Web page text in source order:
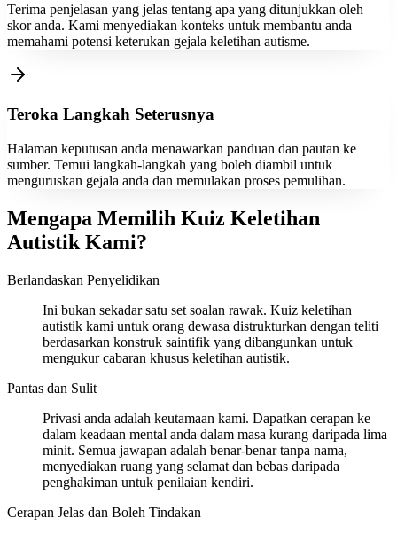
Terima penjelasan yang jelas tentang apa yang ditunjukkan oleh
skor anda. Kami menyediakan konteks untuk membantu anda
memahami potensi keterukan gejala keletihan autisme.
Teroka Langkah Seterusnya
Halaman keputusan anda menawarkan panduan dan pautan ke
sumber. Temui langkah-langkah yang boleh diambil untuk
menguruskan gejala anda dan memulakan proses pemulihan.
Mengapa Memilih Kuiz Keletihan
Autistik Kami?
Berlandaskan Penyelidikan
Ini bukan sekadar satu set soalan rawak. Kuiz keletihan
autistik kami untuk orang dewasa distrukturkan dengan teliti
berdasarkan konstruk saintifik yang dibangunkan untuk
mengukur cabaran khusus keletihan autistik.
Pantas dan Sulit
Privasi anda adalah keutamaan kami. Dapatkan cerapan ke
dalam keadaan mental anda dalam masa kurang daripada lima
minit. Semua jawapan adalah benar-benar tanpa nama,
menyediakan ruang yang selamat dan bebas daripada
penghakiman untuk penilaian kendiri.
Cerapan Jelas dan Boleh Tindakan